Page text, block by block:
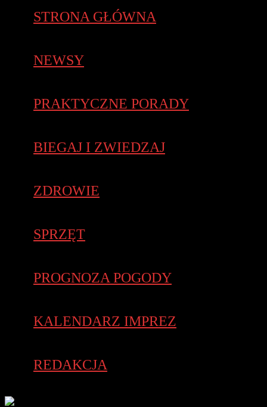
STRONA GŁÓWNA
NEWSY
PRAKTYCZNE PORADY
BIEGAJ I ZWIEDZAJ
ZDROWIE
SPRZĘT
PROGNOZA POGODY
KALENDARZ IMPREZ
REDAKCJA